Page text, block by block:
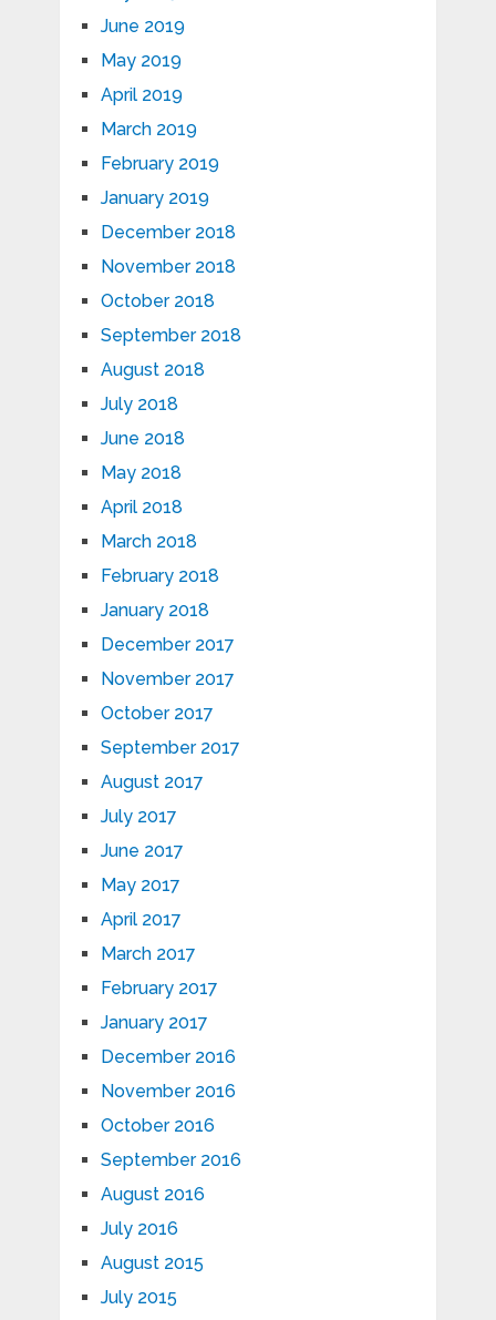
June 2019
May 2019
April 2019
March 2019
February 2019
January 2019
December 2018
November 2018
October 2018
September 2018
August 2018
July 2018
June 2018
May 2018
April 2018
March 2018
February 2018
January 2018
December 2017
November 2017
October 2017
September 2017
August 2017
July 2017
June 2017
May 2017
April 2017
March 2017
February 2017
January 2017
December 2016
November 2016
October 2016
September 2016
August 2016
July 2016
August 2015
July 2015